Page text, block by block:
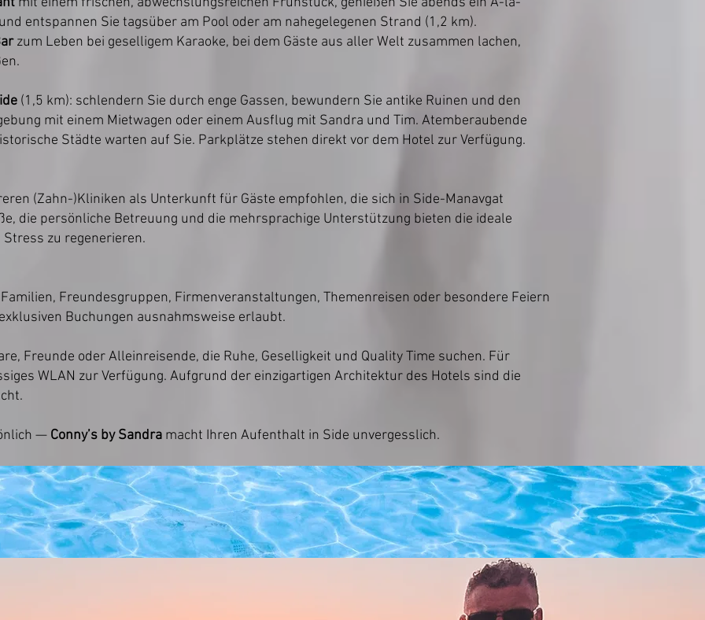
entspannen Sie tagsüber am Pool oder am nahegelegenen Strand (1,2 km).
zum Leben bei geselligem Karaoke, bei dem Gäste aus aller Welt zusammen lachen,
(1,5 km): schlendern Sie durch enge Gassen, bewundern Sie antike Ruinen und den
mit einem Mietwagen oder einem Ausflug mit Sandra und Tim. Atemberaubende
Städte warten auf Sie. Parkplätze stehen direkt vor dem Hotel zur Verfügung.
(Zahn-)Kliniken als Unterkunft für Gäste empfohlen, die sich in Side-Manavgat
die persönliche Betreuung und die mehrsprachige Unterstützung bieten die ideale
zu regenerieren.
Freundesgruppen, Firmenveranstaltungen, Themenreisen oder besondere Feiern
Buchungen ausnahmsweise erlaubt.
Freunde oder Alleinreisende, die Ruhe, Geselligkeit und Quality Time suchen. Für
WLAN zur Verfügung. Aufgrund der einzigartigen Architektur des Hotels sind die
— Conny’s by Sandra macht Ihren Aufenthalt in Side unvergesslich.